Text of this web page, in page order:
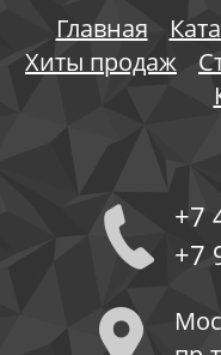
Главная
Хиты продаж
+7
+7